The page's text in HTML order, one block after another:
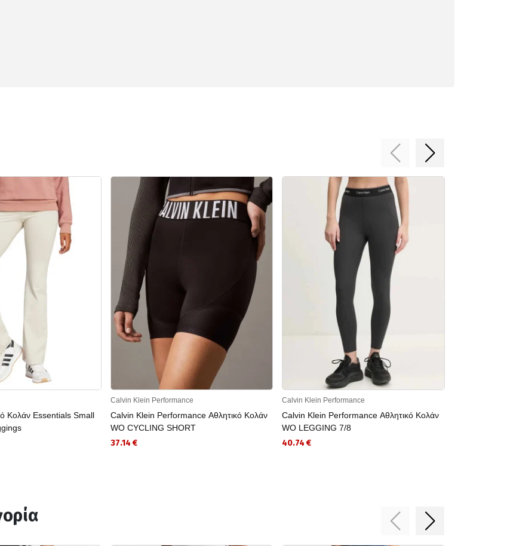
Κολάν Essentials Small
Calvin Klein Performance
Calvin Klein Performance Αθλητικό Κολάν
WO CYCLING SHORT
37.14 €
Calvin Klein Performance
Calvin Klein Performance Αθλητικό Κολάν
WO LEGGING 7/8
40.74 €